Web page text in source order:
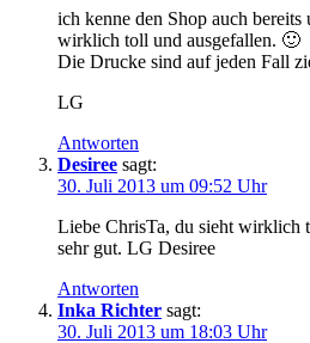
ich kenne den Shop auch
wirklich toll und ausgefallen. 🙂
Die Drucke sind auf jeden Fall
LG
Antworten
Desiree sagt:
30. Juli 2013 um 09:52 Uhr
Liebe ChrisTa, du sieht wirklich
sehr gut. LG Desiree
Antworten
Inka Richter sagt:
30. Juli 2013 um 18:03 Uhr